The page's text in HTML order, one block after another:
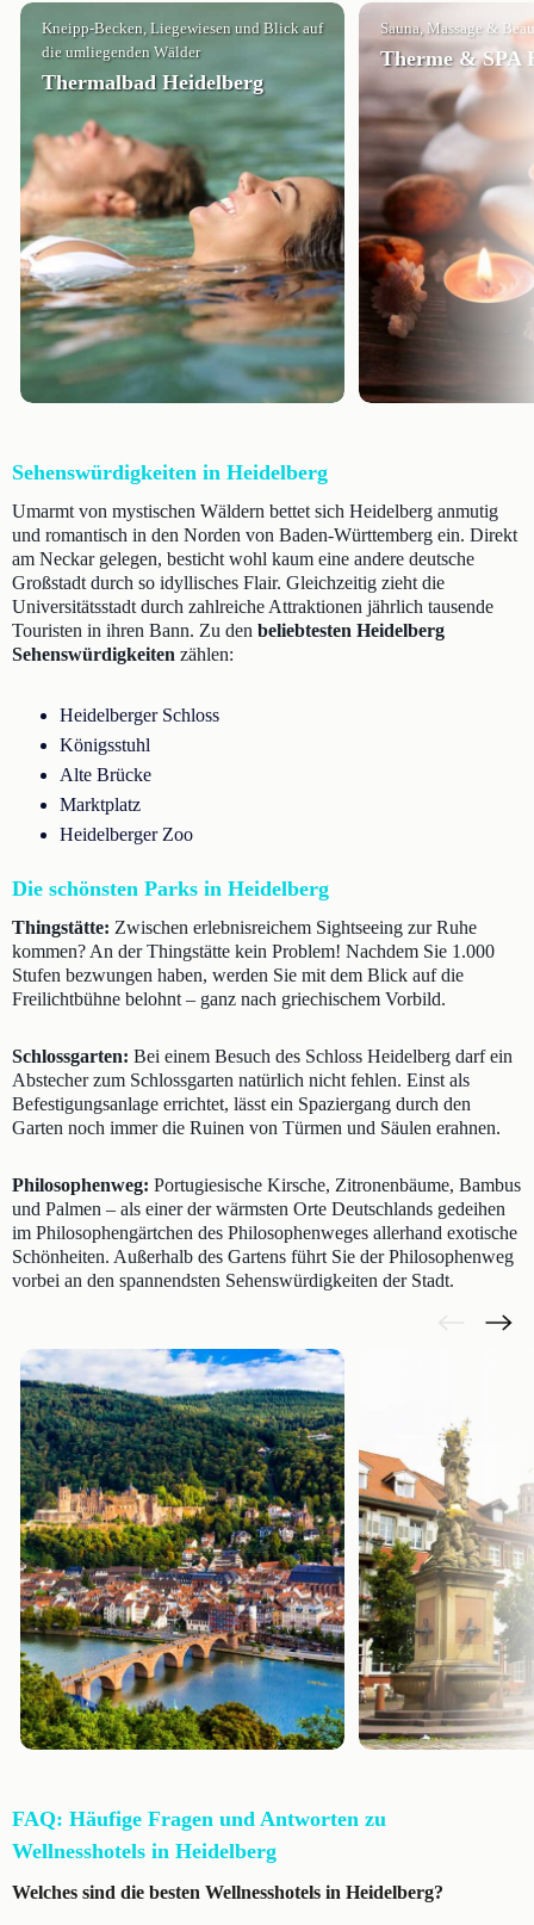
Kneipp-Becken, Liegewiesen und Blick auf
die umliegenden Wälder
Thermalbad Heidelberg
Sauna, Massage &
Therme & SPA
Sehenswürdigkeiten in Heidelberg
Umarmt von mystischen Wäldern bettet sich Heidelberg anmutig
und romantisch in den Norden von Baden-Württemberg ein. Direkt
am Neckar gelegen, besticht wohl kaum eine andere deutsche
Großstadt durch so idyllisches Flair. Gleichzeitig zieht die
Universitätsstadt durch zahlreiche Attraktionen jährlich tausende
Touristen in ihren Bann. Zu den beliebtesten Heidelberg
Sehenswürdigkeiten zählen:
Heidelberger Schloss
Königsstuhl
Alte Brücke
Marktplatz
Heidelberger Zoo
Die schönsten Parks in Heidelberg
Thingstätte: Zwischen erlebnisreichem Sightseeing zur Ruhe
kommen? An der Thingstätte kein Problem! Nachdem Sie 1.000
Stufen bezwungen haben, werden Sie mit dem Blick auf die
Freilichtbühne belohnt – ganz nach griechischem Vorbild.
Schlossgarten: Bei einem Besuch des Schloss Heidelberg darf ein
Abstecher zum Schlossgarten natürlich nicht fehlen. Einst als
Befestigungsanlage errichtet, lässt ein Spaziergang durch den
Garten noch immer die Ruinen von Türmen und Säulen erahnen.
Philosophenweg: Portugiesische Kirsche, Zitronenbäume, Bambus
und Palmen – als einer der wärmsten Orte Deutschlands gedeihen
im Philosophengärtchen des Philosophenweges allerhand exotische
Schönheiten. Außerhalb des Gartens führt Sie der Philosophenweg
vorbei an den spannendsten Sehenswürdigkeiten der Stadt.
FAQ: Häufige Fragen und Antworten zu
Wellnesshotels in Heidelberg
Welches sind die besten Wellnesshotels in Heidelberg?